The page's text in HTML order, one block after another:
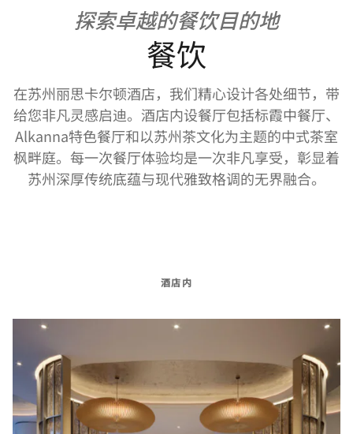
探索卓越的餐饮目的地
餐饮
在苏州丽思卡尔顿酒店，我们精心设计各处细节，带
给您非凡灵感启迪。酒店内设餐厅包括标霞中餐厅、
Alkanna特色餐厅和以苏州茶文化为主题的中式茶室
枫畔庭。每一次餐厅体验均是一次非凡享受，彰显着
苏州深厚传统底蕴与现代雅致格调的无界融合。
酒店内